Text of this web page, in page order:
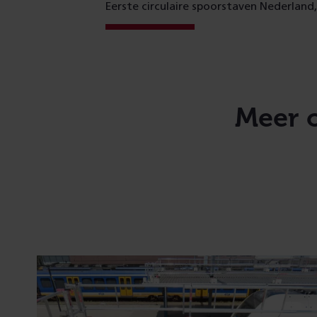
Eerste circulaire spoorstaven
Meer